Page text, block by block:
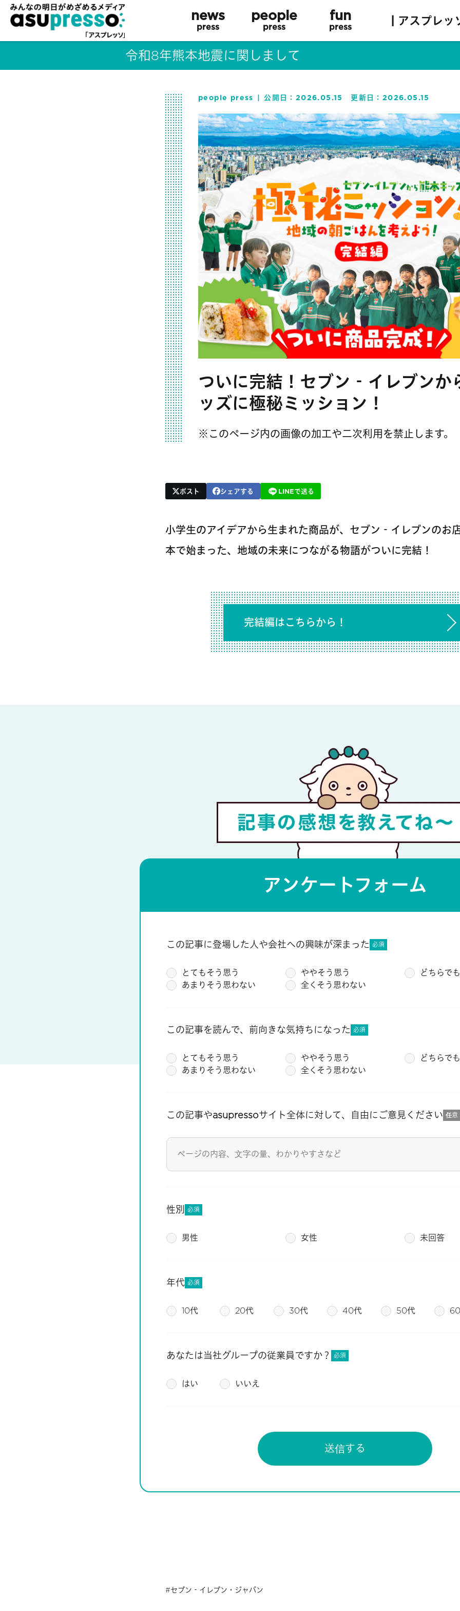
news
press
people
press
fun
press | アスプレ
令和8年熊本地震に関しまして
people press 公開日： 2026.05.15 更新日： 2026.05.15
ついに完結！セブン‐イレブンか
ッズに極秘ミッション！
※このページ内の画像の加工や二次利用を禁止します。
ポスト シェアする LINEで送る
小学生のアイデアから生まれた商品が、セブン‐イレブンのお
本で始まった、地域の未来につながる物語がついに完結！
完結編はこちらから！
アンケートフォーム
この記事に登場した人や会社への興味が深まった 必須
とてもそう思う ややそう思う
どちらで
あまりそう思わない
全くそう思わない
この記事を読んで、前向きな気持ちになった 必須
とてもそう思う ややそう思う
どちらで
あまりそう思わない
全くそう思わない
この記事やasupressoサイト全体に対して、自由にご意見ください 任意
性別 必須
男性 女性 未回答
年代 必須
10代 20代 30代 40代 50代
あなたは当社グループの従業員ですか？ 必須
はい いいえ
セブン‐イレブン・ジャパン